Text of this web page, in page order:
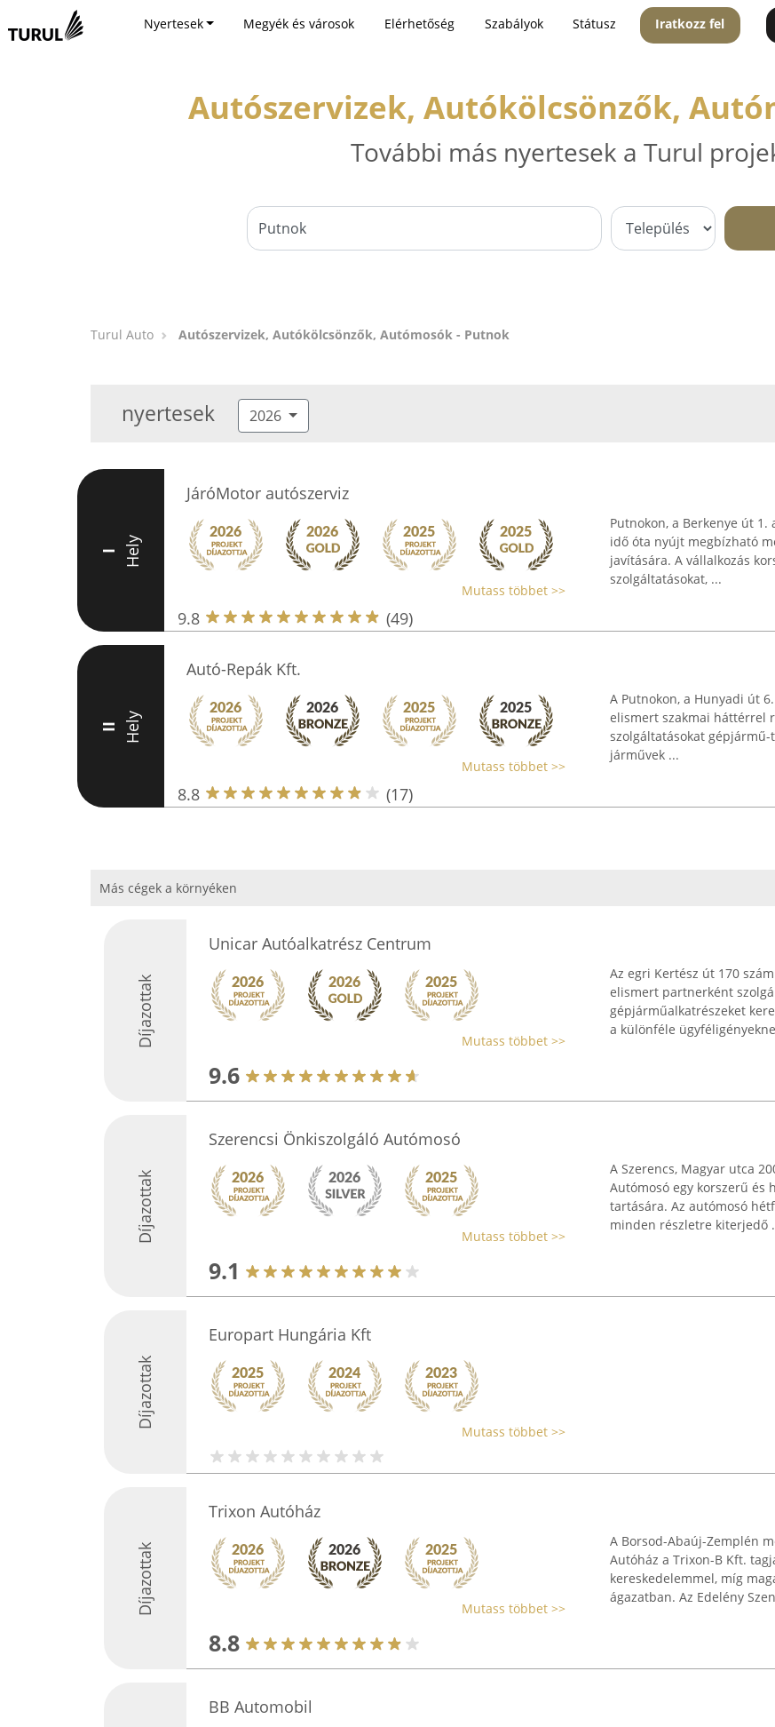
Nyertesek Megyék és városok Elérhetőség Szabályok Státusz Iratkozz fel
Autószervizek, Autókölcsönzők,
További más nyertesek a Turul
Turul Auto Autószervizek, Autókölcsönzők, Autómosók - Putnok
nyertesek 2026
I Hely
JáróMotor autószerviz
Mutass többet >>
9.8 (49)
Putnokon, a Berkenye út
idő óta nyújt megbízható
javítására. A vállalkozás
szolgáltatásokat, ...
II Hely
Autó-Repák Kft.
Mutass többet >>
8.8 (17)
A Putnokon, a Hunyadi út
elismert szakmai háttérrel
szolgáltatásokat
járművek ...
Más cégek a környéken
Díjazottak
Unicar Autóalkatrész Centrum
Mutass többet >>
9.6
Az egri Kertész út 170
elismert partnerként
gépjárműalkatrészeket
a különféle
Díjazottak
Szerencsi Önkiszolgáló Autómosó
Mutass többet >>
9.1
A Szerencs, Magyar utca
Autómosó egy korszerű és
tartására. Az autómosó
minden részletre kiterjedő
Díjazottak
Europart Hungária Kft
Mutass többet >>
Díjazottak
Trixon Autóház
Mutass többet >>
8.8
A Borsod-Abaúj-Zemplén
Autóház a Trixon-B Kft.
kereskedelemmel, míg
ágazatban. Az Edelény
BB Automobil